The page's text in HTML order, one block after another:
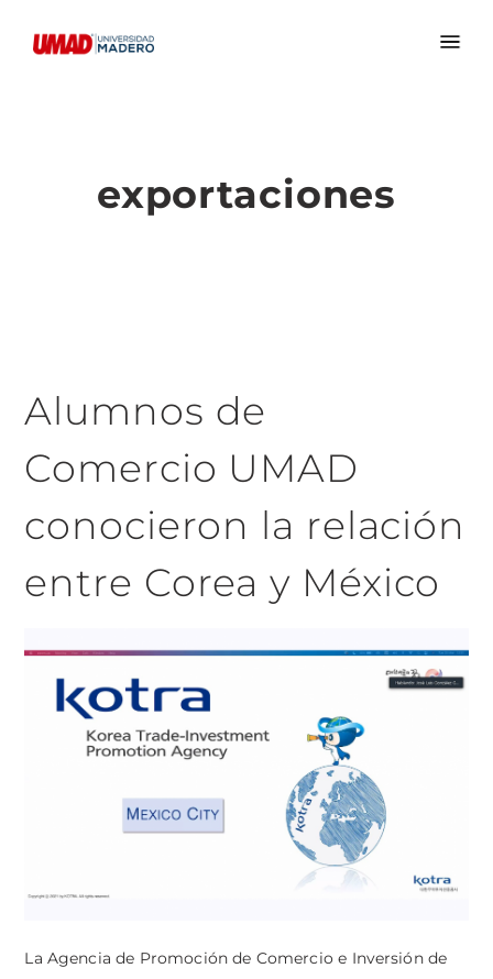
exportaciones
Alumnos de
Comercio UMAD
conocieron la relación
entre Corea y México
La Agencia de Promoción de Comercio e Inversión de